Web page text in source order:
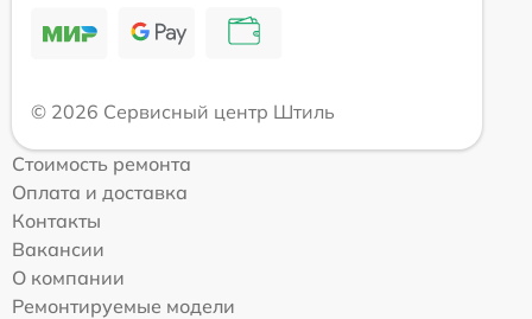
© 2026 Сервисный центр Штиль
Стоимость ремонта
Оплата и доставка
Контакты
Вакансии
О компании
Ремонтируемые модели